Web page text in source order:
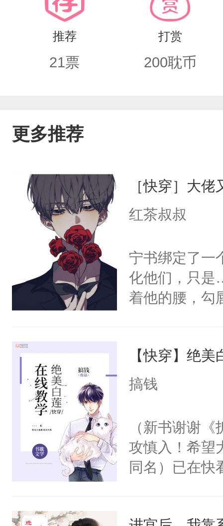
推荐
21票
打赏
200耽币
更多推荐
［快穿］大
红茶叔叔
宁书绑定了一
化他们，只是
着他的腰，勾
来，给老公
用力——为你
【快穿】绝
搞钱
（新书谢谢
攻慎入！希望
同名）已在快